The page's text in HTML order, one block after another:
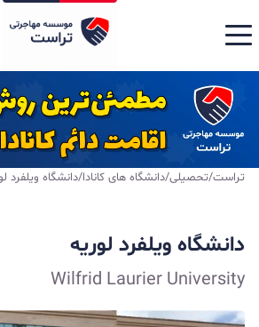
تراست/تحصیلی/دانشگاه های کانادا/دانشگاه ویلفرد
دانشگاه ویلفرد لوریه
Wilfrid Laurier University